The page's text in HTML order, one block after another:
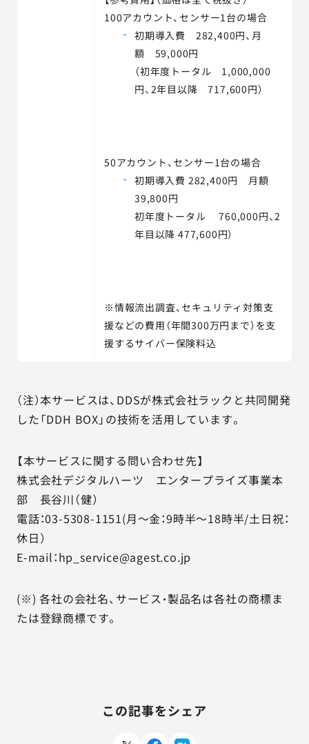
100アカウント、センサー1台の場合
初期導入費 282,400円、月
額 59,000円
（初年度トータル 1,000,000
円、2年目以降 717,600円）
50アカウント、センサー1台の場合
初期導入費 282,400円 月額
39,800円
初年度トータル 760,000円、2
年目以降 477,600円）
※情報流出調査、セキュリティ対策支
援などの費用（年間300万円まで）を支
援するサイバー保険料込
（注）本サービスは、DDSが株式会社ラックと共同開発
した「DDH BOX」の技術を活用しています。
【本サービスに関する問い合わせ先】
株式会社デジタルハーツ エンタープライズ事業本
部 長谷川（健）
電話：03-5308-1151(月～金：9時半～18時半/土日祝：
休日）
E-mail：hp_service@agest.co.jp
(※) 各社の会社名、サービス・製品名は各社の商標ま
たは登録商標です。
この記事をシェア